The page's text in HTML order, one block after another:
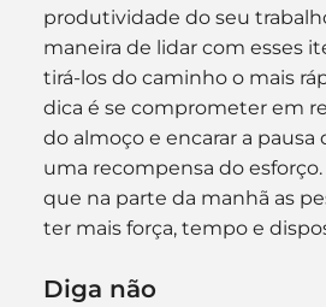
produtividade do seu
maneira de lidar com esses
tirá-los do caminho o mais
dica é se comprometer em
do almoço e encarar a pausa
uma recompensa do esforço.
que na parte da manhã as
ter mais força, tempo e
Diga não